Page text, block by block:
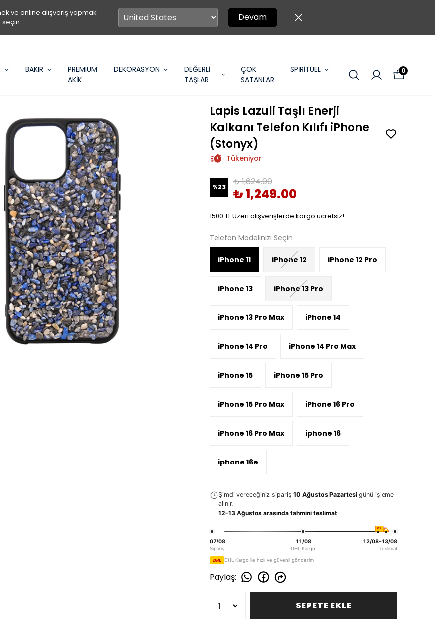
ve online alışveriş yapmak
seçin.
Devam
BAKIR
PREMIUM
AKİK
DEKORASYON
DEĞERLİ
TAŞLAR
ÇOK
SATANLAR
SPİRİTÜEL 0
Lapis Lazuli Taşlı Enerji
Kalkanı Telefon Kılıfı iPhone
(Stonyx)
Tükeniyor
%23 ₺ 1,624.00
₺ 1,249.00
1500 TL Üzeri alışverişlerde kargo ücretsiz!
Telefon Modelinizi Seçin
iPhone 11 iPhone 12 iPhone 12 Pro
iPhone 13 iPhone 13 Pro
iPhone 13 Pro Max iPhone 14
iPhone 14 Pro iPhone 14 Pro Max
iPhone 15 iPhone 15 Pro
iPhone 15 Pro Max iPhone 16 Pro
iPhone 16 Pro Max iphone 16
iphone 16e
Şimdi vereceğiniz sipariş10 Ağustos Pazartesigünü işleme
alınır.
12–13 Ağustos arasında tahmini teslimat
07/08
Sipariş
11/08
DHL Kargo
12/08–13/08
Teslimat
DHL DHL Kargo ile hızlı ve güvenli gönderim
Paylaş:
SEPETE EKLE